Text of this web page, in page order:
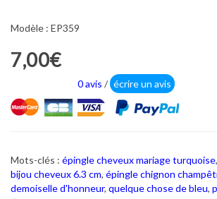
Modèle : EP359
7,00€
0 avis / écrire un avis
Mots-clés : épingle cheveux mariage turquoise,
bijou cheveux 6.3 cm, épingle chignon
demoiselle d'honneur, quelque chose de bleu,